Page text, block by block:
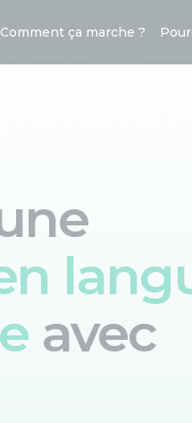
Comment ça marche ?
avec